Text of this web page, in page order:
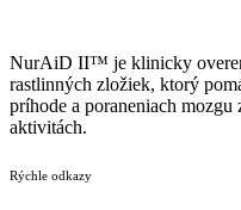
NurAiD II™ je klinicky
rastlinných zložiek, ktorý
príhode a poraneniach
aktivitách.
Rýchle odkazy